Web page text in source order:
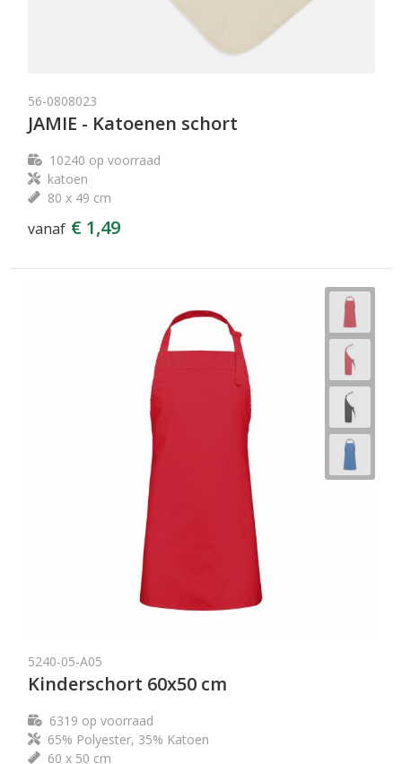
56-0808023
JAMIE - Katoenen schort
10240 op voorraad
katoen
80 x 49 cm
vanaf € 1,49
5240-05-A05
Kinderschort 60x50 cm
6319 op voorraad
65% Polyester, 35% Katoen
60 x 50 cm